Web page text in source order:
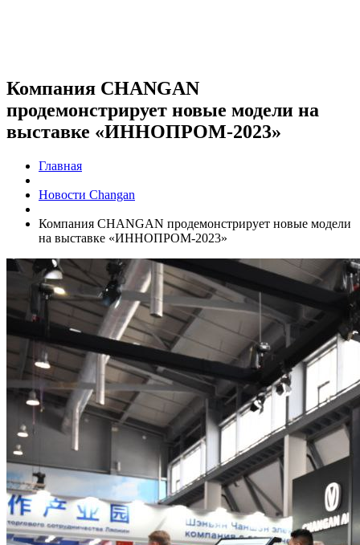
Компания CHANGAN
продемонстрирует новые модели на
выставке «ИННОПРОМ-2023»
Главная
Новости Changan
Компания CHANGAN продемонстрирует новые модели
на выставке «ИННОПРОМ-2023»